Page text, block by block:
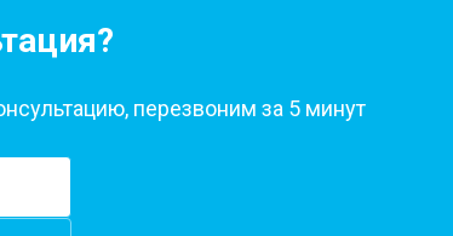
перезвоним за 5 минут